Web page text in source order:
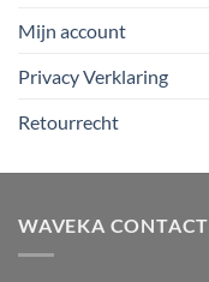
Mijn account
Privacy Verklaring
Retourrecht
WAVEKA CONTACT